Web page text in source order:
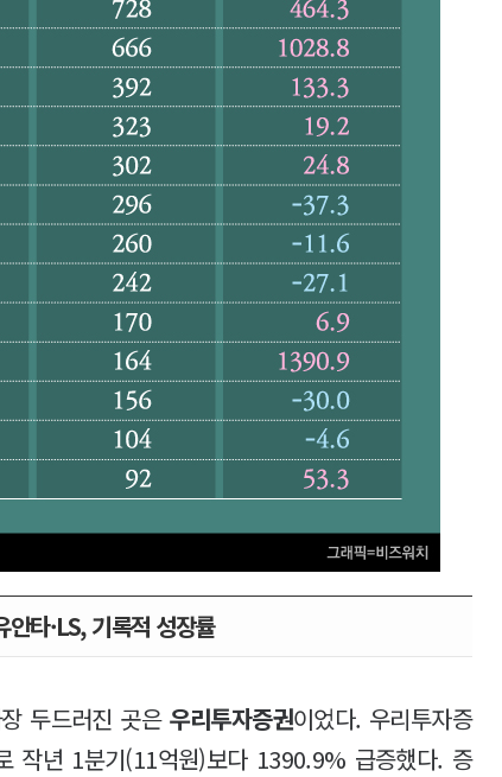
안타·LS, 기록적 성장률
두드러진 곳은 우리투자증권이었다. 우리투자증
작년 1분기(11억원)보다 1390.9% 급증했다. 증